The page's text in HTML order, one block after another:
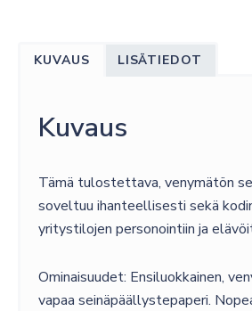
KUVAUS LISÄTIEDOT
Kuvaus
Tämä tulostettava, venymätön
soveltuu ihanteellisesti sekä
yritystilojen personointiin ja
Ominaisuudet: Ensiluokkainen,
vapaa seinäpäällystepaperi.